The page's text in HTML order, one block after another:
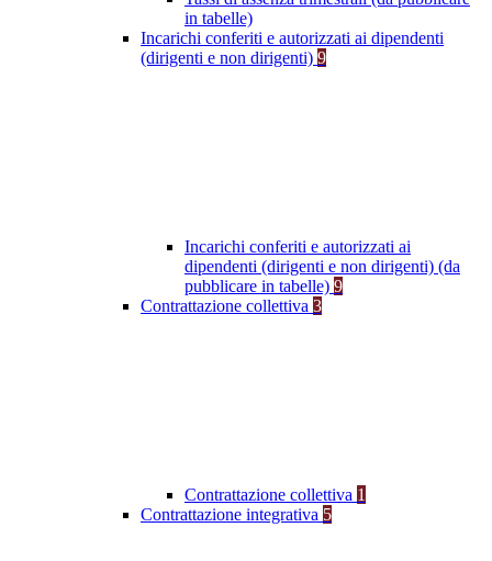
in tabelle)
Incarichi conferiti e autorizzati ai dipendenti
(dirigenti e non dirigenti) 9
Incarichi conferiti e autorizzati ai
dipendenti (dirigenti e non dirigenti) (da
pubblicare in tabelle) 9
Contrattazione collettiva 3
Contrattazione collettiva 1
Contrattazione integrativa 5